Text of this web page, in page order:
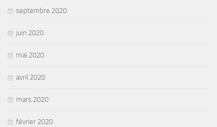
septembre 2020
juin 2020
mai 2020
avril 2020
mars 2020
février 2020